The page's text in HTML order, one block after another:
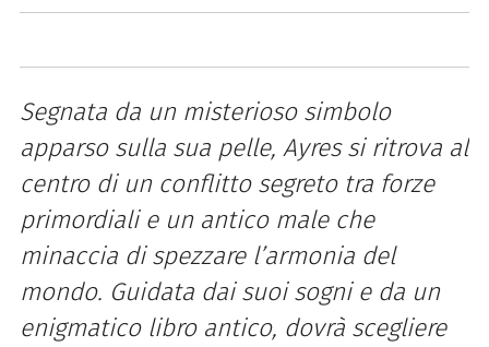
Segnata da un misterioso simbolo
apparso sulla sua pelle, Ayres si ritrova al
centro di un conflitto segreto tra forze
primordiali e un antico male che
minaccia di spezzare l’armonia del
mondo. Guidata dai suoi sogni e da un
enigmatico libro antico, dovrà scegliere